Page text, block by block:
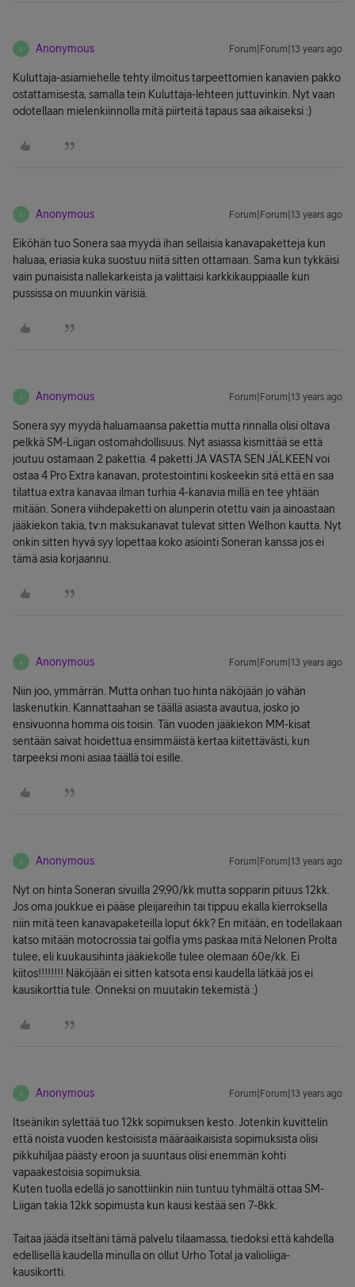
A Anonymous Forum|Forum|13 years ago
Kuluttaja-asiamiehelle tehty ilmoitus tarpeettomien kanavien pakko
ostattamisesta, samalla tein Kuluttaja-lehteen juttuvinkin. Nyt vaan
odotellaan mielenkiinnolla mitä piirteitä tapaus saa aikaiseksi :)
A Anonymous Forum|Forum|13 years ago
Eiköhän tuo Sonera saa myydä ihan sellaisia kanavapaketteja kun
haluaa, eriasia kuka suostuu niitä sitten ottamaan. Sama kun tykkäisi
vain punaisista nallekarkeista ja valittaisi karkkikauppiaalle kun
pussissa on muunkin värisiä.
A Anonymous Forum|Forum|13 years ago
Sonera syy myydä haluamaansa pakettia mutta rinnalla olisi oltava
pelkkä SM-Liigan ostomahdollisuus. Nyt asiassa kismittää se että
joutuu ostamaan 2 pakettia. 4 paketti JA VASTA SEN JÄLKEEN voi
ostaa 4 Pro Extra kanavan, protestointini koskeekin sitä että en saa
tilattua extra kanavaa ilman turhia 4-kanavia millä en tee yhtään
mitään. Sonera viihdepaketti on alunperin otettu vain ja ainoastaan
jääkiekon takia, tv:n maksukanavat tulevat sitten Welhon kautta. Nyt
onkin sitten hyvä syy lopettaa koko asiointi Soneran kanssa jos ei
tämä asia korjaannu.
A Anonymous Forum|Forum|13 years ago
Niin joo, ymmärrän. Mutta onhan tuo hinta näköjään jo vähän
laskenutkin. Kannattaahan se täällä asiasta avautua, josko jo
ensivuonna homma ois toisin. Tän vuoden jääkiekon MM-kisat
sentään saivat hoidettua ensimmäistä kertaa kiitettävästi, kun
tarpeeksi moni asiaa täällä toi esille.
A Anonymous Forum|Forum|13 years ago
Nyt on hinta Soneran sivuilla 29,90/kk mutta sopparin pituus 12kk.
Jos oma joukkue ei pääse pleijareihin tai tippuu ekalla kierroksella
niin mitä teen kanavapaketeilla loput 6kk? En mitään, en todellakaan
katso mitään motocrossia tai golfia yms paskaa mitä Nelonen Prolta
tulee, eli kuukausihinta jääkiekolle tulee olemaan 60e/kk. Ei
kiitos!!!!!!!! Näköjään ei sitten katsota ensi kaudella lätkää jos ei
kausikorttia tule. Onneksi on muutakin tekemistä :)
A Anonymous Forum|Forum|13 years ago
Itseänikin sylettää tuo 12kk sopimuksen kesto. Jotenkin kuvittelin
että noista vuoden kestoisista määräaikaisista sopimuksista olisi
pikkuhiljaa päästy eroon ja suuntaus olisi enemmän kohti
vapaakestoisia sopimuksia.
Kuten tuolla edellä jo sanottiinkin niin tuntuu tyhmältä ottaa SM-
Liigan takia 12kk sopimusta kun kausi kestää sen 7-8kk.
Taitaa jäädä itseltäni tämä palvelu tilaamassa, tiedoksi että kahdella
edellisellä kaudella minulla on ollut Urho Total ja valioliiga-
kausikortti.